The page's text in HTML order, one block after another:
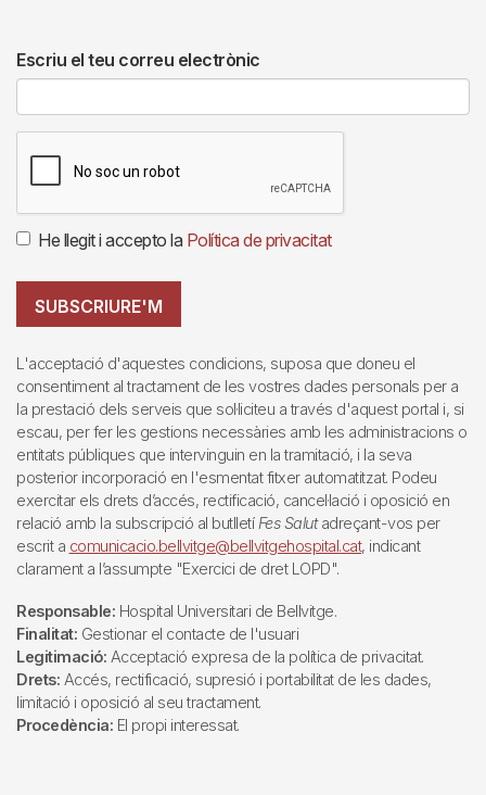
Escriu el teu correu electrònic
He llegit i accepto la Política de privacitat
SUBSCRIURE'M
L'acceptació d'aquestes condicions, suposa que doneu el
consentiment al tractament de les vostres dades personals per a
la prestació dels serveis que sol·liciteu a través d'aquest portal i, si
escau, per fer les gestions necessàries amb les administracions o
entitats públiques que intervinguin en la tramitació, i la seva
posterior incorporació en l'esmentat fitxer automatitzat. Podeu
exercitar els drets d’accés, rectificació, cancel·lació i oposició en
relació amb la subscripció al butlletí Fes Salutadreçant-vos per
escrit a comunicacio.bellvitge@bellvitgehospital.cat, indicant
clarament a l’assumpte "Exercici de dret LOPD".
Responsable: Hospital Universitari de Bellvitge.
Finalitat: Gestionar el contacte de l'usuari
Legitimació: Acceptació expresa de la política de privacitat.
Drets: Accés, rectificació, supresió i portabilitat de les dades,
limitació i oposició al seu tractament.
Procedència: El propi interessat.